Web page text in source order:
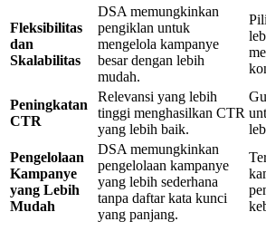
Fleksibilitas
dan
Skalabilitas
DSA memungkinkan
pengiklan untuk
mengelola kampanye
besar dengan lebih
mudah.
Peningkatan
CTR
Relevansi yang lebih
tinggi menghasilkan CTR
yang lebih baik.
Pengelolaan
Kampanye
yang Lebih
Mudah
DSA memungkinkan
pengelolaan kampanye
yang lebih sederhana
tanpa daftar kata kunci
yang panjang.